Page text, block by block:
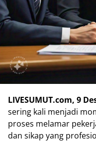
LIVESUMUT.com, 9
sering kali menjadi
proses melamar
dan sikap yang